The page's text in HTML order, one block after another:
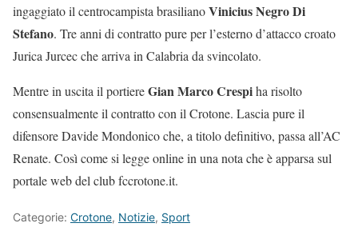
ingaggiato il centrocampista brasilianoVinicius Negro Di
Stefano. Tre anni di contratto pure per l’esterno d’attacco croato
Jurica Jurcec che arriva in Calabria da svincolato.
Mentre in uscita il portiereGian Marco Crespiha risolto
consensualmente il contratto con il Crotone. Lascia pure il
difensore Davide Mondonico che, a titolo definitivo, passa all’AC
Renate. Così come si legge online in una nota che è apparsa sul
portale web del club fccrotone.it.
Categorie: Crotone, Notizie, Sport